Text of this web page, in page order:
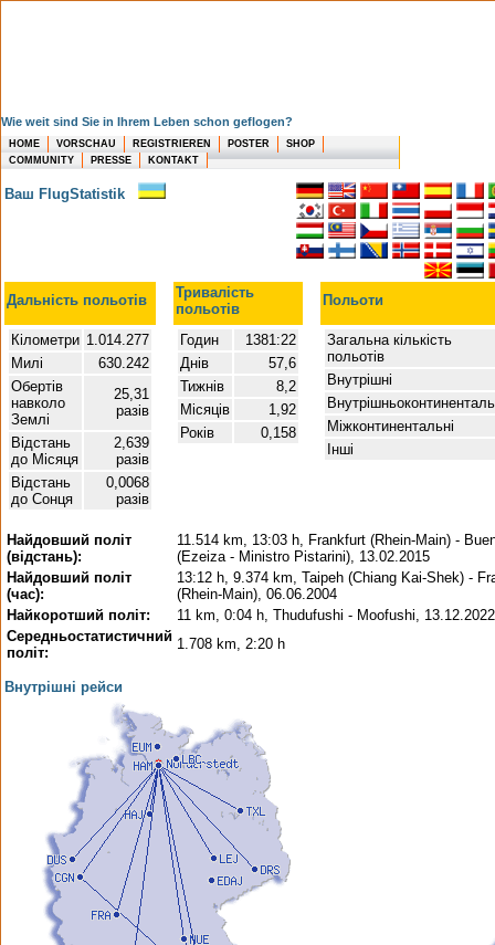
Wie weit sind Sie in Ihrem Leben schon geflogen?
HOME VORSCHAU REGISTRIEREN POSTER
SHOP
COMMUNITY
PRESSE KONTAKT
Ваш FlugStatistik
Дальність польотів
Тривалість
польотів
Польоти
Кілометри 1.014.277
Милі
630.242
Обертів
навколо
Землі
25,31
разів
Відстань
до Місяця
2,639
разів
Відстань
до Сонця
0,0068
разів
Годин
1381:22
Днів
57,6
Тижнів
8,2
Місяців
1,92
Років
0,158
Загальна кількість
польотів
Внутрішні
Міжконтинентальні
Інші
Найдовший політ
(відстань):
11.514 km, 13:03 h, Frankfurt (Rhein-Main) -
(Ezeiza - Ministro Pistarini), 13.02.2015
Найдовший політ
(час):
13:12 h, 9.374 km, Taipeh (Chiang Kai-Shek) -
(Rhein-Main), 06.06.2004
Найкоротший політ:
11 km, 0:04 h, Thudufushi - Moofushi, 13.12.2022
Середньостатистичний
політ:
1.708 km, 2:20 h
Внутрішні рейси